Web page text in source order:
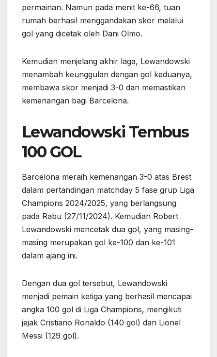
permainan. Namun pada menit ke-66, tuan
rumah berhasil menggandakan skor melalui
gol yang dicetak oleh Dani Olmo.
Kemudian menjelang akhir laga, Lewandowski
menambah keunggulan dengan gol keduanya,
membawa skor menjadi 3-0 dan memastikan
kemenangan bagi Barcelona.
Lewandowski Tembus
100 GOL
Barcelona meraih kemenangan 3-0 atas Brest
dalam pertandingan matchday 5 fase grup Liga
Champions 2024/2025, yang berlangsung
pada Rabu (27/11/2024). Kemudian Robert
Lewandowski mencetak dua gol, yang masing-
masing merupakan gol ke-100 dan ke-101
dalam ajang ini.
Dengan dua gol tersebut, Lewandowski
menjadi pemain ketiga yang berhasil mencapai
angka 100 gol di Liga Champions, mengikuti
jejak Cristiano Ronaldo (140 gol) dan Lionel
Messi (129 gol).